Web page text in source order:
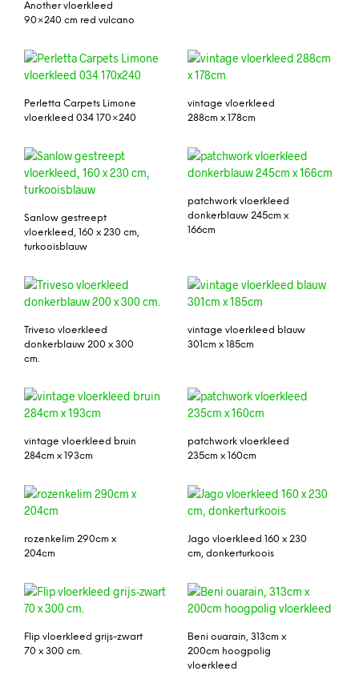
Another vloerkleed
90×240 cm red vulcano
Perletta Carpets Limone
vloerkleed 034 170×240
vintage vloerkleed
288cm x 178cm
Sanlow gestreept
vloerkleed, 160 x 230 cm,
turkooisblauw
patchwork vloerkleed
donkerblauw 245cm x
166cm
Triveso vloerkleed
donkerblauw 200 x 300
cm.
vintage vloerkleed blauw
301cm x 185cm
vintage vloerkleed bruin
284cm x 193cm
patchwork vloerkleed
235cm x 160cm
rozenkelim 290cm x
204cm
Jago vloerkleed 160 x 230
cm, donkerturkoois
Flip vloerkleed grijs-zwart
70 x 300 cm.
Beni ouarain, 313cm x
200cm hoogpolig
vloerkleed